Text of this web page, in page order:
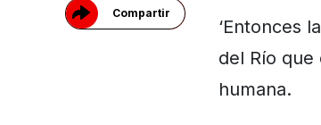
Compartir
‘Entonces
del Río
humana.